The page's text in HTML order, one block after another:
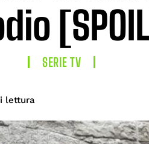
SERIE TV
lettura